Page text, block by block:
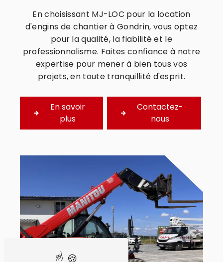
En choisissant MJ-LOC pour la location
d'engins de chantier à Gondrin, vous optez
pour la qualité, la fiabilité et le
professionnalisme. Faites confiance à notre
expertise pour mener à bien tous vos
projets, en toute tranquillité d'esprit.
En savoir
plus
Contactez-
nous